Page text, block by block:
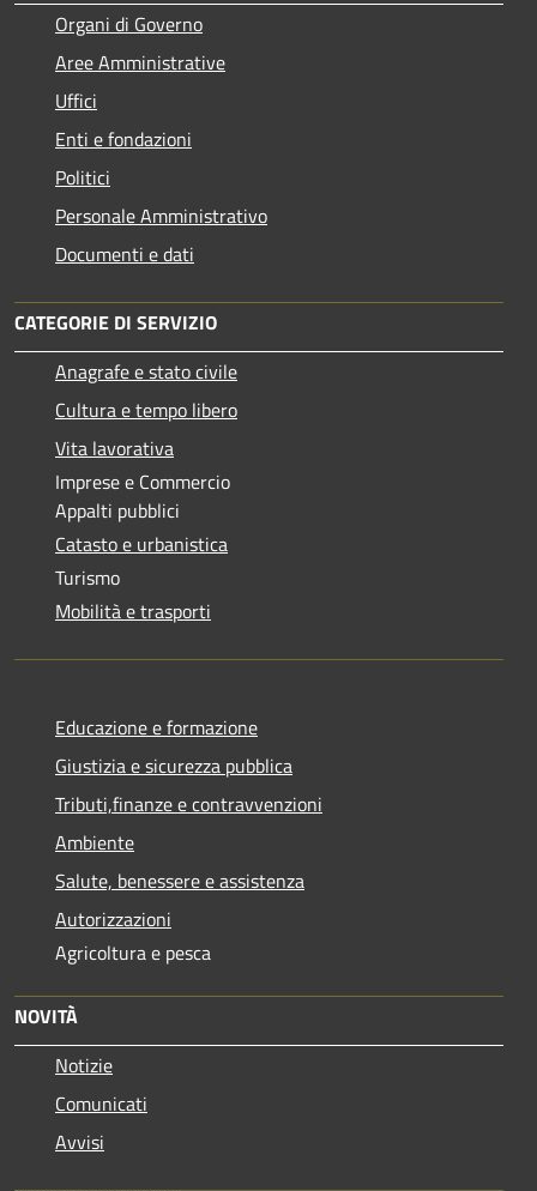
Organi di Governo
Aree Amministrative
Uffici
Enti e fondazioni
Politici
Personale Amministrativo
Documenti e dati
CATEGORIE DI SERVIZIO
Anagrafe e stato civile
Cultura e tempo libero
Vita lavorativa
Imprese e Commercio
Appalti pubblici
Catasto e urbanistica
Turismo
Mobilità e trasporti
Educazione e formazione
Giustizia e sicurezza pubblica
Tributi,finanze e contravvenzioni
Ambiente
Salute, benessere e assistenza
Autorizzazioni
Agricoltura e pesca
NOVITÀ
Notizie
Comunicati
Avvisi